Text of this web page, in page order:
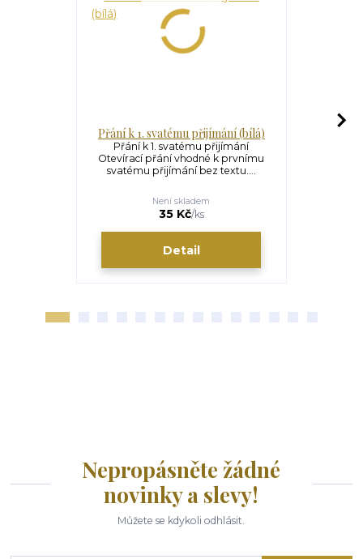
Přání k 1. svatému přijímání (bílá)
Přání k 1. svatému přijímání
Otevírací přání vhodné k prvnímu
svatému přijímání bez textu....
35 Kč/ks
Není skladem
Detail
Nepropásněte žádné
novinky a slevy!
Můžete se kdykoli odhlásit.